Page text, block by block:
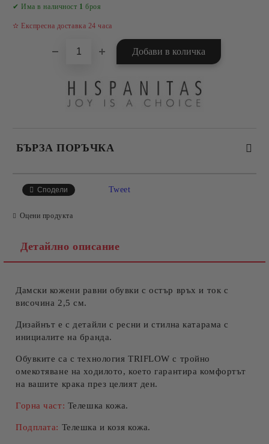
✔ Има в наличност 1 броя
✫ Експресна доставка 24 часа
БЪРЗА ПОРЪЧКА
Съгласен съм сПолитиката за лични данни
Ние ще се свържем с вас в рамките на работния ден.
Сподели Tweet
Оцени продукта
Детайлно описание
Дамски кожени равни обувки с остър връх и ток с
височина 2,5 см.
Дизайнът е с детайли с ресни и стилна катарама с
инициалите на бранда.
Обувките са с технология TRIFLOW с тройно
омекотяване на ходилото, което гарантира комфортът
на вашите крака през целият ден.
Горна част: Телешка кожа.
Подплата: Телешка и козя кожа.